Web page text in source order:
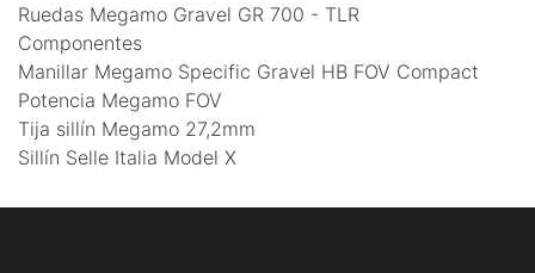
Ruedas Megamo Gravel GR 700 - TLR
Componentes
Manillar Megamo Specific Gravel HB FOV Compact
Potencia Megamo FOV
Tija sillín Megamo 27,2mm
Sillín Selle Italia Model X